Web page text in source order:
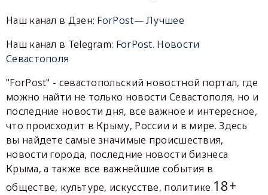
Наш канал в Дзен: ForPost— Лучшее
Наш канал в Telegram: ForPost. Новости
Севастополя
"ForPost" - севастопольский новостной портал, где
можно найти не только новости Севастополя, но и
последние новости дня, все важное и интересное,
что происходит в Крыму, России и в мире. Здесь
вы найдете самые значимые происшествия,
новости города, последние новости бизнеса
Крыма, а также все важнейшие события в
обществе, культуре, искусстве, политике.18+